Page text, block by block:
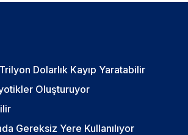
Dolarlık Kayıp Yaratabilir
Oluşturuyor
Gereksiz Yere Kullanılıyor